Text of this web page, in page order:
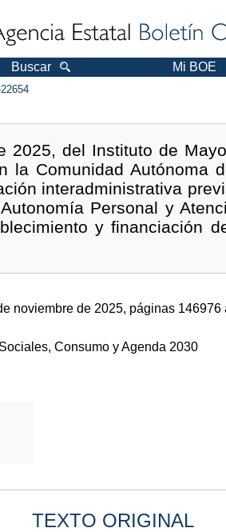
Buscar Mi BOE
2025, del Instituto de
la Comunidad Autónoma
interadministrativa
Personal y
y financiación
noviembre de 2025, páginas 146976
Consumo y Agenda 2030
TEXTO ORIGINAL